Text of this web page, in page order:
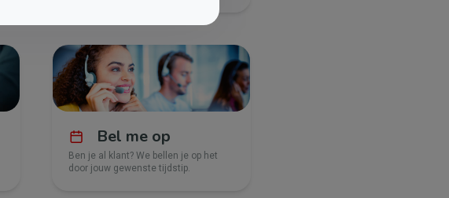
Bel me op
Ben je al klant? We bellen je op het
door jouw gewenste tijdstip.